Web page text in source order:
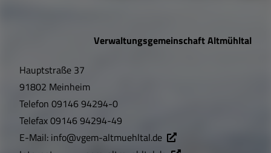
f
n
u
Verwaltungsgemeinschaft Altmühltal
Hauptstraße 37
91802 Meinheim
Telefon 09146 94294-0
Telefax09146 94294-49
E-Mail: info@vgem-altmuehltal.de